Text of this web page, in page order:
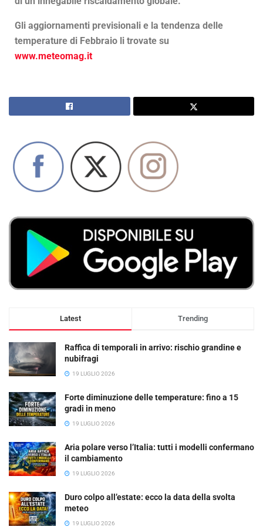
Gli aggiornamenti previsionali e la tendenza delle
temperature di Febbraio li trovate su
www.meteomag.it
Latest Trending
Raffica di temporali in arrivo: rischio grandine e
nubifragi
19 LUGLIO 2026
Forte diminuzione delle temperature: fino a 15
gradi in meno
19 LUGLIO 2026
Aria polare verso l’Italia: tutti i modelli confermano
il cambiamento
19 LUGLIO 2026
Duro colpo all’estate: ecco la data della svolta
meteo
19 LUGLIO 2026